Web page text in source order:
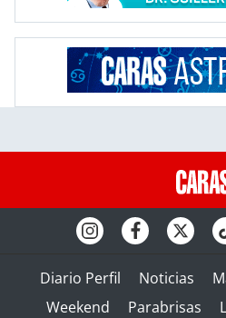
Diario Perfil Noticias
Weekend
Parabrisas